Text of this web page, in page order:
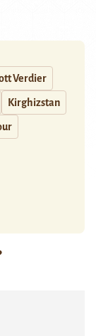
Verdier
Kirghizstan